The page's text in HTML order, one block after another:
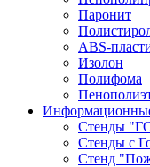
Паронит
ABS-
Изолон
Полифома
Стенды
Стенды с
Стенд